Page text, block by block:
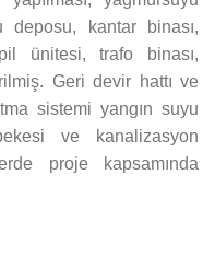
deposu, kantar binası,
ünitesi, trafo binası,
Geri devir hattı ve
sistemi yangın suyu
ve kanalizasyon
proje kapsamında